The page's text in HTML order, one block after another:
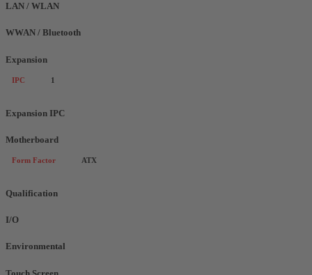
LAN / WLAN
WWAN / Bluetooth
Expansion
IPC 1
Expansion IPC
Motherboard
Form Factor ATX
Qualification
I/O
Environmental